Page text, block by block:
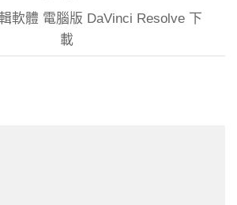
軟體 電腦版 DaVinci Resolve 下
載